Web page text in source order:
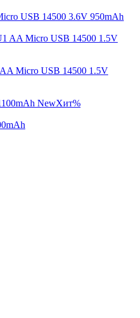
USB 14500 3.6V 950mAh
Micro USB 14500 1.5V
NewХит%